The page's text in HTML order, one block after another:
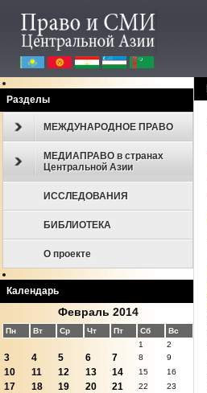
Разделы
МЕЖДУНАРОДНОЕ ПРАВО
МЕДИАПРАВО в странах
Центральной Азии
ИССЛЕДОВАНИЯ
БИБЛИОТЕКА
О проекте
Календарь
Февраль 2014
Пн Вт Ср Чт Пт Сб
Вс
1
2
3 4 5 6 7 8 9
10 11 12 13 14 15 16
17 18 19 20 21 22 23